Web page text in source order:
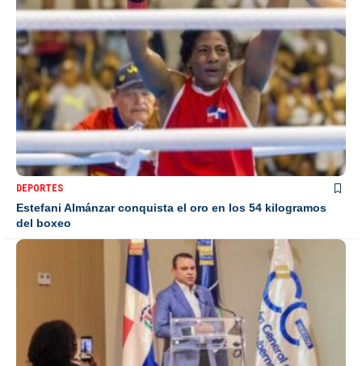
DEPORTES
Estefani Almánzar conquista el oro en los 54 kilogramos
del boxeo